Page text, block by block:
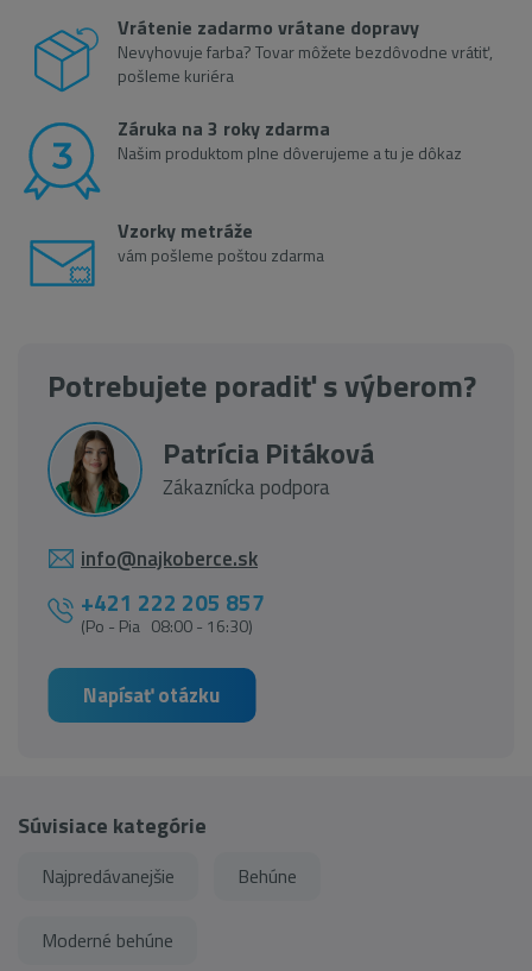
Vrátenie zadarmo vrátane dopravy
Nevyhovuje farba? Tovar môžete bezdôvodne vrátiť,
pošleme kuriéra
Záruka na 3 roky zdarma
Našim produktom plne dôverujeme a tu je dôkaz
Vzorky metráže
vám pošleme poštou zdarma
Potrebujete poradiť s výberom?
Patrícia Pitáková
Zákaznícka podpora
info@najkoberce.sk
+421 222 205 857
(Po - Pia 08:00 - 16:30)
Napísať otázku
Súvisiace kategórie
Najpredávanejšie Behúne
Moderné behúne